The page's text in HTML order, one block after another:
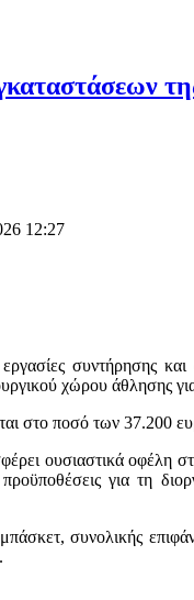
12:27
συντήρησης
χώρου άθλησης
στο ποσό των 37.200
ουσιαστικά οφέλη
για τη
συνολικής